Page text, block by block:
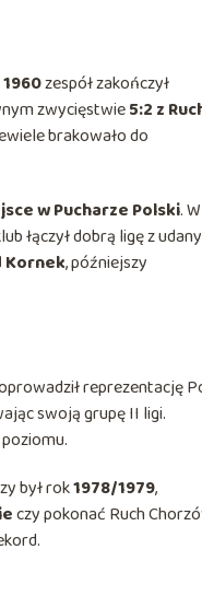
1960zespół zakończył
zwycięstwie5:2 z
brakowało do
w Pucharze Polski. W
łączył dobrą ligę z
Kornek, późniejszy
reprezentację
swoją grupę II ligi.
był rok1978/1979,
czy pokonać Ruch